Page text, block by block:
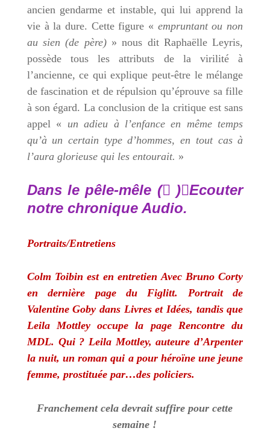
ancien gendarme et instable, qui lui apprend la
vie à la dure. Cette figure « empruntant ou non
au sien (de père) » nous dit Raphaëlle Leyris,
possède tous les attributs de la virilité à
l’ancienne, ce qui explique peut-être le mélange
de fascination et de répulsion qu’éprouve sa fille
à son égard. La conclusion de la critique est sans
appel « un adieu à l’enfance en même temps
qu’à un certain type d’hommes, en tout cas à
l’aura glorieuse qui les entourait. »
Dans le pêle-mêle ( )Ecouter
notre chronique Audio.
Portraits/Entretiens
Colm Toibin est en entretien Avec Bruno Corty
en dernière page du Figlitt. Portrait de
Valentine Goby dans Livres et Idées, tandis que
Leila Mottley occupe la page Rencontre du
MDL. Qui ? Leila Mottley, auteure d’Arpenter
la nuit, un roman qui a pour héroïne une jeune
femme, prostituée par…des policiers.
Franchement cela devrait suffire pour cette
semaine !